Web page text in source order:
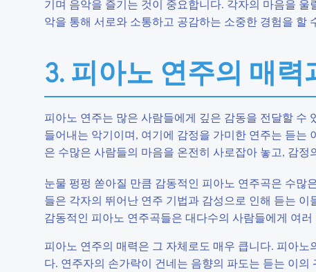
기며 음악을 즐기는 것이 중요합니다. 각자의 마음을
악을 통해 서로와 소통하고 공감하는 소중한 경험을 할
3. 피아노 연주의 매력
피아노 연주는 많은 사람들에게 깊은 감동을 전달할 수
들어내는 악기이며, 여기에 감정을 가미한 연주는 듣는
은 수많은 사람들의 마음을 온전히 사로잡아 놓고, 감정
눈물 펑펑 쏟아질 만큼 감동적인 피아노 연주곡은 수많
들은 각자의 뛰어난 연주 기법과 감성으로 인해 듣는
감동적인 피아노 연주곡들은 대다수의 사람들에게 여
피아노 연주의 매력은 그 자체로도 매우 큽니다. 피아
다. 연주자의 손가락이 건네는 음향의 파도는 듣는 이